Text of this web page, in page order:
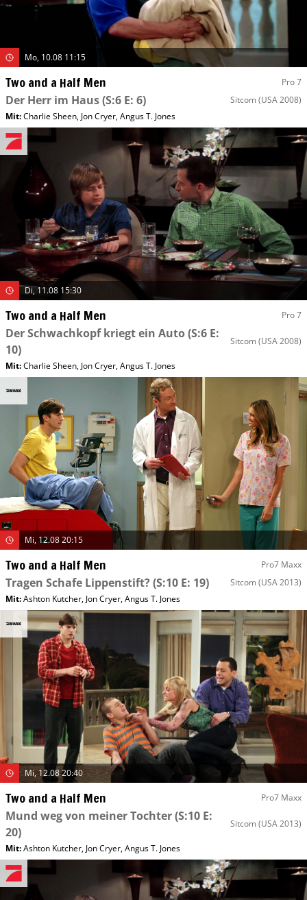
Mo, 10.08 11:15
Two and a Half Men Pro 7
Der Herr im Haus(S:6 E: 6) Sitcom (USA 2008)
Mit:Charlie Sheen, Jon Cryer,Angus T. Jones
Di, 11.08 15:30
Two and a Half Men Pro 7
Der Schwachkopf kriegt ein Auto(S:6 E:
10)
Sitcom (USA 2008)
Mit:Charlie Sheen, Jon Cryer,Angus T. Jones
Mi, 12.08 20:15
Two and a Half Men Pro7 Maxx
Tragen Schafe Lippenstift?(S:10 E: 19) Sitcom (USA 2013)
Mit:Ashton Kutcher, Jon Cryer,Angus T. Jones
Mi, 12.08 20:40
Two and a Half Men Pro7 Maxx
Mund weg von meiner Tochter(S:10 E:
20)
Sitcom (USA 2013)
Mit:Ashton Kutcher, Jon Cryer,Angus T. Jones